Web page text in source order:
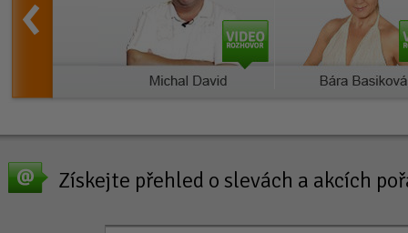
Získejte přehled o slevách a akcích